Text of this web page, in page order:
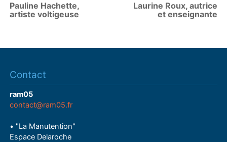
Pauline Hachette,
artiste voltigeuse
Laurine Roux, autrice
et enseignante
Contact
ram05
contact@ram05.fr
• "La Manutention"
Espace Delaroche